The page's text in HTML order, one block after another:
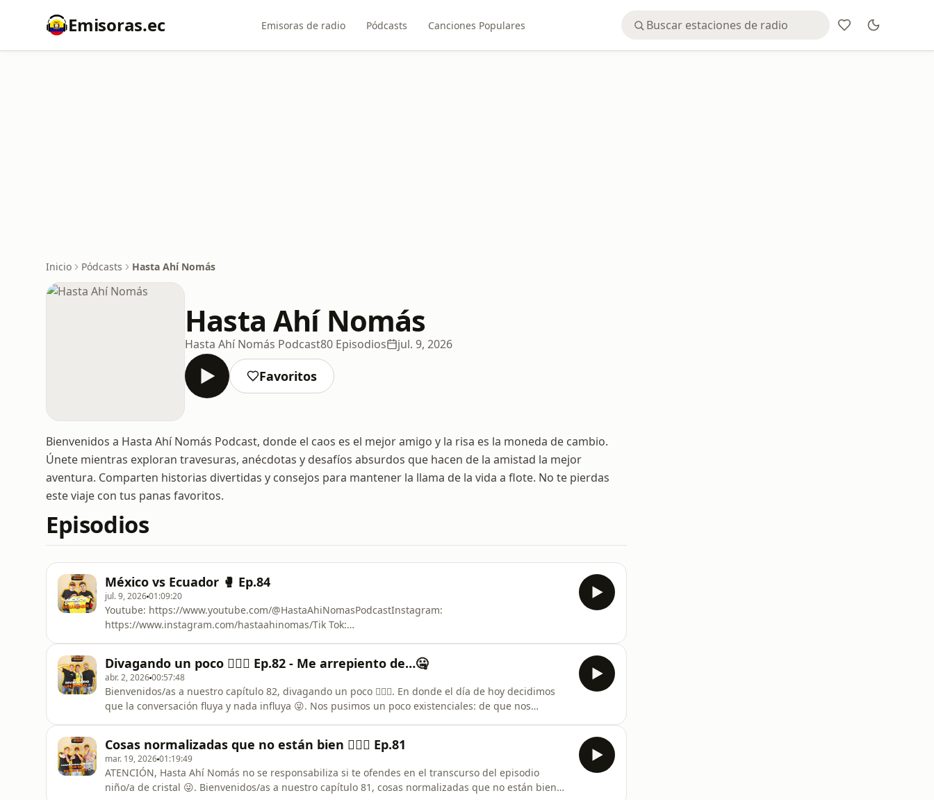
Emisoras.ec Emisoras de radio Pódcasts Canciones Populares
Inicio Pódcasts Hasta Ahí Nomás
Hasta Ahí Nomás
Hasta Ahí Nomás Podcast80 Episodios jul. 9, 2026
Favoritos
Bienvenidos a Hasta Ahí Nomás Podcast, donde el caos es el mejor amigo y la risa es la moneda de cambio.
Únete mientras exploran travesuras, anécdotas y desafíos absurdos que hacen de la amistad la mejor
aventura. Comparten historias divertidas y consejos para mantener la llama de la vida a flote. No te pierdas
este viaje con tus panas favoritos.
Episodios
México vs Ecuador 🥊 Ep.84
jul. 9, 202601:09:20
Youtube: ⁠⁠⁠⁠⁠⁠⁠⁠⁠⁠⁠https://www.youtube.com/@HastaAhiNomasPodcast⁠⁠⁠⁠⁠⁠⁠⁠⁠⁠⁠Instagram:
⁠⁠⁠⁠⁠⁠⁠⁠⁠⁠⁠https://www.instagram.com/hastaahinomas/⁠⁠⁠⁠⁠⁠⁠⁠⁠⁠⁠Tik Tok:
Divagando un poco 🤷🏻‍♂️ Ep.82 - Me arrepiento de…🤐
abr. 2, 202600:57:48
Bienvenidos/as a nuestro capítulo 82, divagando un poco 🤷🏻‍♂️. En donde el día de hoy decidimos
que la conversación fluya y nada influya 😜. Nos pusimos un poco existenciales: de que nos
se vienen cositasssss…😜Pe
Cosas normalizadas que no están bien 🙅🏻‍♂️ Ep.81
mar. 19, 202601:19:49
ATENCIÓN, Hasta Ahí Nomás no se responsabiliza si te ofendes en el transcurso del episodio
niño/a de cristal 😜. Bienvenidos/as a nuestro capítulo 81, cosas normalizadas que no están bien